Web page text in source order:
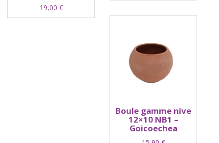
19,00 €
Boule gamme nive
12×10 NB1 –
Goicoechea